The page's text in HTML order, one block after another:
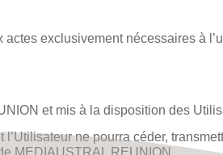
exclusivement nécessaires à
et mis à la disposition des
l’Utilisateur ne pourra céder,
MEDIAUSTRAL REUNION.